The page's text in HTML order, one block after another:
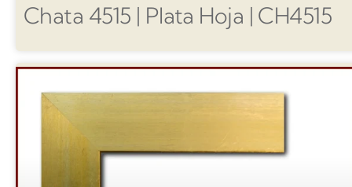
Chata 4515 | Plata Hoja | CH4515